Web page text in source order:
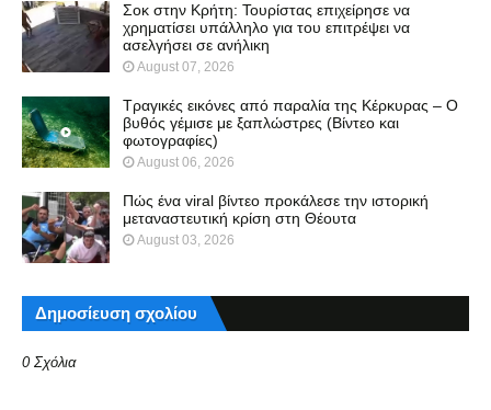
Σοκ στην Κρήτη: Τουρίστας επιχείρησε να
χρηματίσει υπάλληλο για του επιτρέψει να
ασελγήσει σε ανήλικη
August 07, 2026
Τραγικές εικόνες από παραλία της Κέρκυρας – Ο
βυθός γέμισε με ξαπλώστρες (Βίντεο και
φωτογραφίες)
August 06, 2026
Πώς ένα viral βίντεο προκάλεσε την ιστορική
μεταναστευτική κρίση στη Θέουτα
August 03, 2026
Δημοσίευση σχολίου
0 Σχόλια